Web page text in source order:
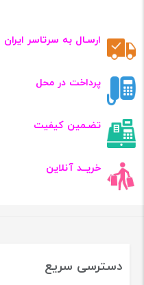
ارسـال به سرتاسر ایران
پرداخت در محل
تضـمین کیفیت
خریــد آنلاین
دسترسی سریع